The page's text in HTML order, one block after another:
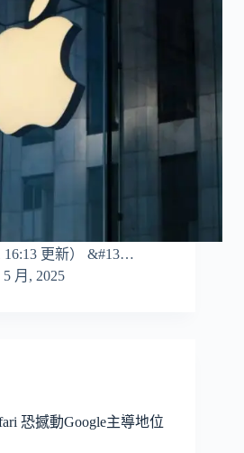
16:13 更新） &#13…
5 月, 2025
恐撼動Google主導地位